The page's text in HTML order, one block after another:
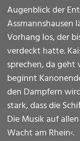
Augenblick der
Assmannshausen
Vorhang los, der
verdeckt hatte.
sprechen, da geht
beginnt
den Dampfern
stark, dass die
Die Musik auf
Wacht am Rhein‹.